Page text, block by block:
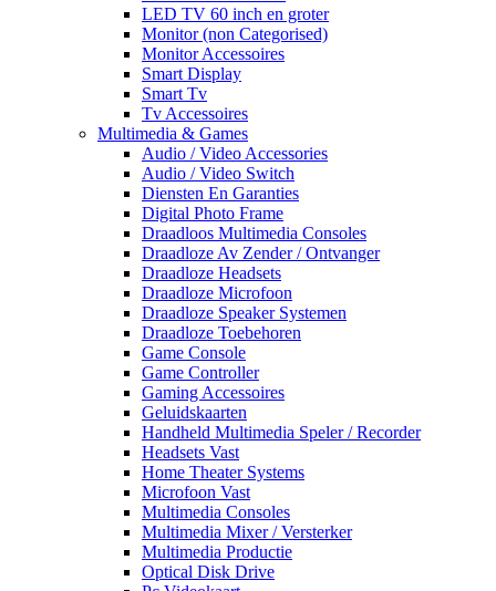
LED TV 60 inch en groter
Monitor (non Categorised)
Monitor Accessoires
Smart Display
Smart Tv
Tv Accessoires
Multimedia & Games
Audio / Video Accessories
Audio / Video Switch
Diensten En Garanties
Digital Photo Frame
Draadloos Multimedia Consoles
Draadloze Av Zender / Ontvanger
Draadloze Headsets
Draadloze Microfoon
Draadloze Speaker Systemen
Draadloze Toebehoren
Game Console
Game Controller
Gaming Accessoires
Geluidskaarten
Handheld Multimedia Speler / Recorder
Headsets Vast
Home Theater Systems
Microfoon Vast
Multimedia Consoles
Multimedia Mixer / Versterker
Multimedia Productie
Optical Disk Drive